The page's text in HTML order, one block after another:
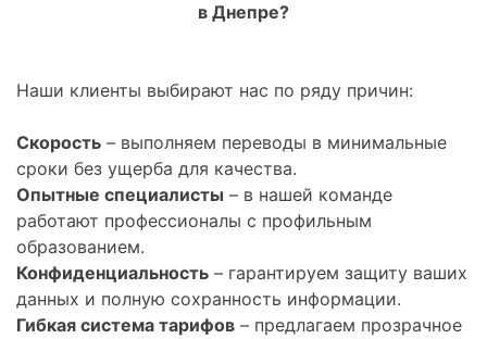
в Днепре?
Наши клиенты выбирают нас по ряду причин:
Скорость – выполняем переводы в минимальные
сроки без ущерба для качества.
Опытные специалисты – в нашей команде
работают профессионалы с профильным
образованием.
Конфиденциальность – гарантируем защиту ваших
данных и полную сохранность информации.
Гибкая система тарифов – предлагаем прозрачное